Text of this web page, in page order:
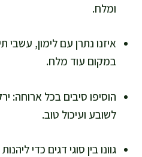
ומלח.
איזנו נתרן עם לימון, עשבי
במקום עוד מלח.
הוסיפו סיבים בכל ארוחה:
לשובע ועיכול טוב.
גוונו בין סוגי דגים כדי